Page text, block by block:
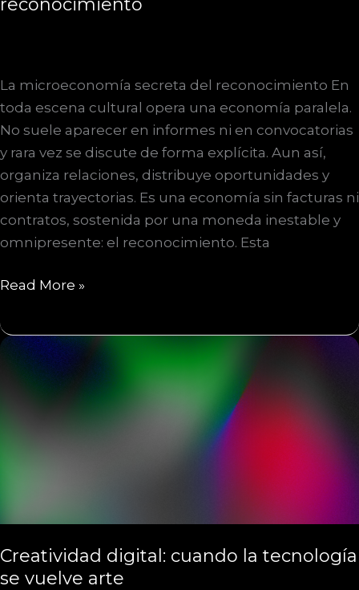
reconocimiento
La microeconomía secreta del reconocimiento En
toda escena cultural opera una economía paralela.
No suele aparecer en informes ni en convocatorias
y rara vez se discute de forma explícita. Aun así,
organiza relaciones, distribuye oportunidades y
orienta trayectorias. Es una economía sin facturas ni
contratos, sostenida por una moneda inestable y
omnipresente: el reconocimiento. Esta
La
secreta
del
reconocimiento
Read More »
Creatividad digital: cuando la tecnología
se vuelve arte